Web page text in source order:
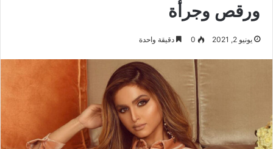
ورقص وجرأة
يونيو 2, 2021 0 دقيقة واحدة